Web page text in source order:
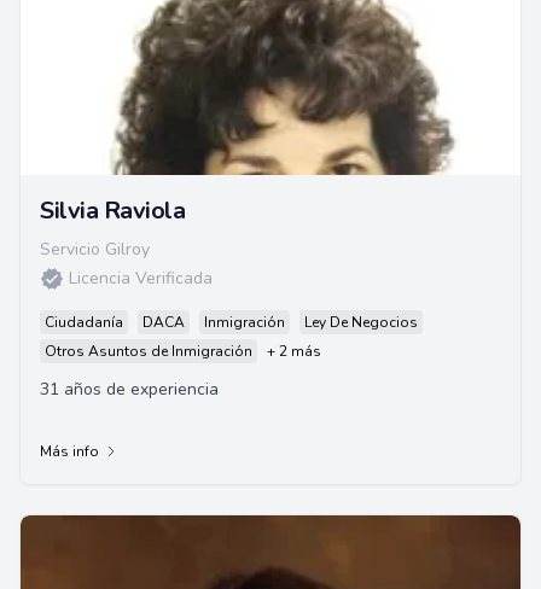
Silvia Raviola
Servicio Gilroy
Licencia Verificada
Ciudadanía DACA Inmigración
Ley De Negocios
Otros Asuntos de Inmigración
+ 2 más
31 años de experiencia
Más info